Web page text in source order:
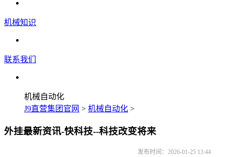
机械知识
联系我们
机械自动化
J9直营集团官网 > 机械自动化 >
外挂最新资讯-快科技--科技改变将来
发布时间：2026-01-25 13:44